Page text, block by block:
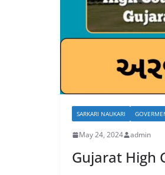
SARKARI NAUKARI
May 24, 2024 admin
Gujarat High